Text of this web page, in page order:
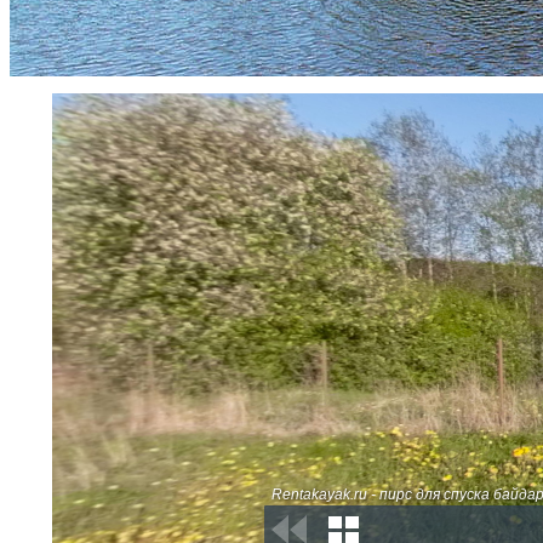
Rentakayak.ru - пирс для спуска